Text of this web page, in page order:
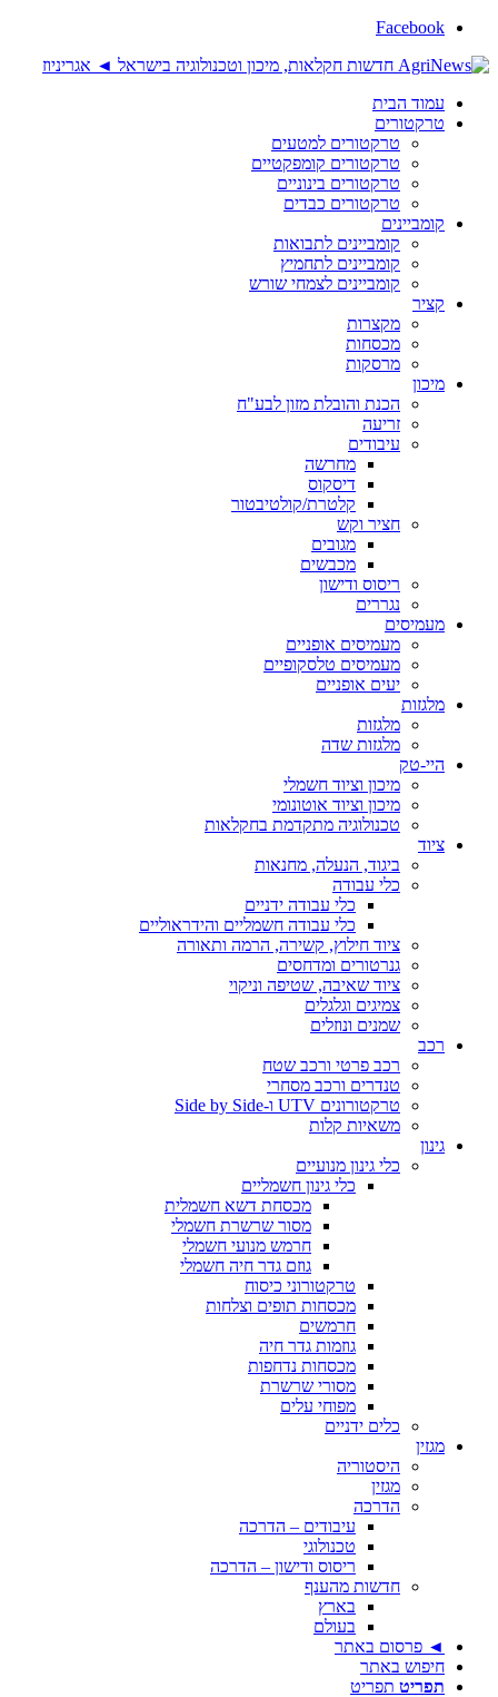
Facebook
עמוד הבית
טרקטורים
טרקטורים למטעים
טרקטורים קומפקטיים
טרקטורים בינוניים
טרקטורים כבדים
קומביינים
קומביינים לתבואות
קומביינים לתחמיץ
קומביינים לצמחי שורש
קציר
מקצרות
מכסחות
מרסקות
מיכון
הכנת והובלת מזון לבע"ח
זריעה
עיבודים
מחרשה
דיסקוס
קלטרת/קולטיבטור
חציר וקש
מגובים
מכבשים
ריסוס ודישון
נגררים
מעמיסים
מעמיסים אופניים
מעמיסים טלסקופיים
יעים אופניים
מלגזות
מלגזות
מלגזות שדה
היי-טק
מיכון וציוד חשמלי
מיכון וציוד אוטונומי
טכנולוגיה מתקדמת בחקלאות
ציוד
ביגוד, הנעלה, מחנאות
כלי עבודה
כלי עבודה ידניים
כלי עבודה חשמליים והידראוליים
ציוד חילוץ, קשירה, הרמה ותאורה
גנרטורים ומדחסים
ציוד שאיבה, שטיפה וניקוי
צמיגים וגלגלים
שמנים ונוזלים
רכב
רכב פרטי ורכב שטח
טנדרים ורכב מסחרי
טרקטורונים UTV ו-Side by Side
משאיות קלות
גינון
כלי גינון מנועיים
כלי גינון חשמליים
מכסחת דשא חשמלית
מסור שרשרת חשמלי
חרמש מנועי חשמלי
גוזם גדר חיה חשמלי
טרקטורוני כיסוח
מכסחות תופים וצלחות
חרמשים
גוזמות גדר חיה
מכסחות נדחפות
מסורי שרשרת
מפוחי עלים
כלים ידניים
מגזין
היסטוריה
מגזין
הדרכה
עיבודים – הדרכה
טכנולוגי
ריסוס ודישון – הדרכה
חדשות מהענף
בארץ
בעולם
◄ פרסום באתר
חיפוש באתר
תפריט תפריט